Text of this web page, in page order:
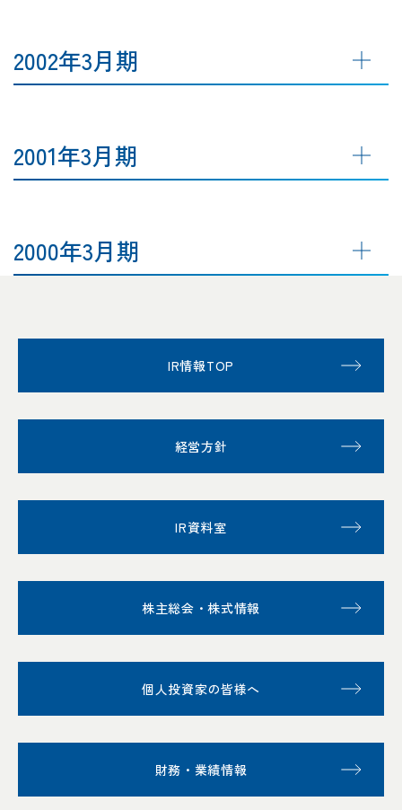
2002年3月期
2001年3月期
2000年3月期
IR情報TOP
経営方針
IR資料室
株主総会・株式情報
個人投資家の皆様へ
財務・業績情報